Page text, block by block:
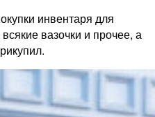
инвентаря для
вазочки и прочее, а